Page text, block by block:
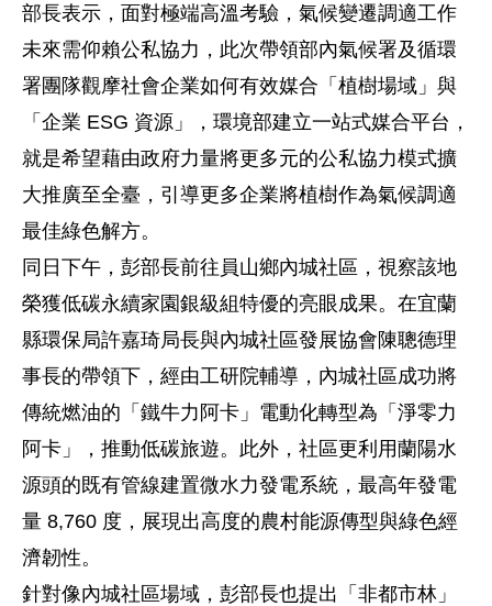
部長表示，面對極端高溫考驗，氣候變遷調適工作
未來需仰賴公私協力，此次帶領部內氣候署及循環
署團隊觀摩社會企業如何有效媒合「植樹場域」與
「企業 ESG 資源」，環境部建立一站式媒合平台，
就是希望藉由政府力量將更多元的公私協力模式擴
大推廣至全臺，引導更多企業將植樹作為氣候調適
最佳綠色解方。
同日下午，彭部長前往員山鄉內城社區，視察該地
榮獲低碳永續家園銀級組特優的亮眼成果。在宜蘭
縣環保局許嘉琦局長與內城社區發展協會陳聰德理
事長的帶領下，經由工研院輔導，內城社區成功將
傳統燃油的「鐵牛力阿卡」電動化轉型為「淨零力
阿卡」，推動低碳旅遊。此外，社區更利用蘭陽水
源頭的既有管線建置微水力發電系統，最高年發電
量 8,760 度，展現出高度的農村能源傳型與綠色經
濟韌性。
針對像內城社區場域，彭部長也提出「非都市林」